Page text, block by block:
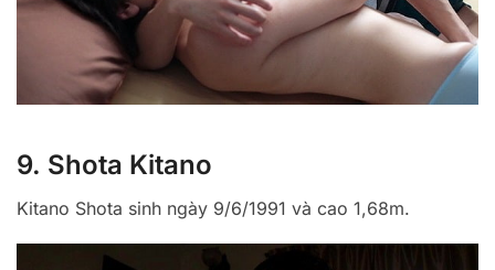
9. Shota Kitano
Kitano Shota sinh ngày 9/6/1991 và cao 1,68m.